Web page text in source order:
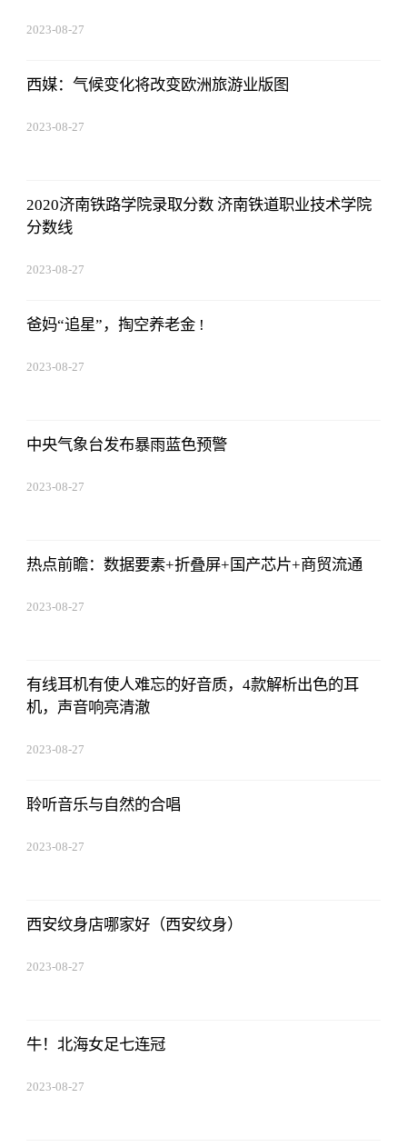
2023-08-27
西媒：气候变化将改变欧洲旅游业版图
2023-08-27
2020济南铁路学院录取分数 济南铁道职业技术学院
分数线
2023-08-27
爸妈“追星”，掏空养老金 !
2023-08-27
中央气象台发布暴雨蓝色预警
2023-08-27
热点前瞻：数据要素+折叠屏+国产芯片+商贸流通
2023-08-27
有线耳机有使人难忘的好音质，4款解析出色的耳
机，声音响亮清澈
2023-08-27
聆听音乐与自然的合唱
2023-08-27
西安纹身店哪家好（西安纹身）
2023-08-27
牛！北海女足七连冠
2023-08-27